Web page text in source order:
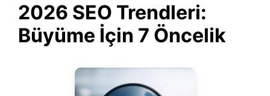
2026 SEO Trendleri:
Büyüme İçin 7 Öncelik